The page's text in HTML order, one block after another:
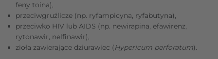
feny toina),
przeciwgruźlicze (np. ryfampicyna, ryfabutyna),
przeciwko HIV lub AIDS (np. newirapina, efawirenz,
rytonawir, nelfinawir),
zioła zawierające dziurawiec (Hypericum perforatum).